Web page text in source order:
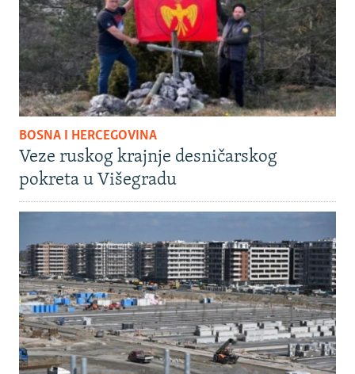
BOSNA I HERCEGOVINA
Veze ruskog krajnje desničarskog
pokreta u Višegradu